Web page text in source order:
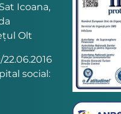
Icoana,
Olt
social: